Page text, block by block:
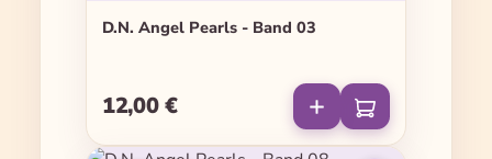
D.N. Angel Pearls - Band 03
Regulärer Preis:
12,00 €